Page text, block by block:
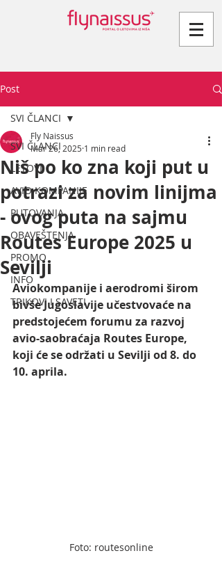
Post
SVI ČLANCI
LETOVI
AVIO KOMPANIJE
PUTOVANJA
OBAVEŠTENJA
PROMO
INFO
TRIKOVI I SAVETI
SVI ČLANCI
Niš po ko zna koji put u
potrazi za novim linijma
- ovog puta na sajmu
Routes Europe 2025 u
Sevilji
Fly Naissus
Mar 26, 2025 1 min read
Aviokompanije i aerodromi širom
bivše Jugoslavije učestvovaće na
predstojećem forumu za razvoj
avio-saobraćaja Routes Europe,
koji će se održati u Sevilji od 8. do
10. aprila.
Foto: routesonline